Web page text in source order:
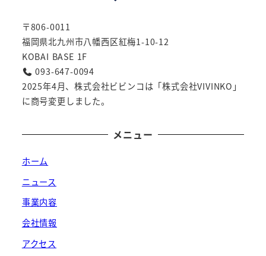
〒806-0011
福岡県北九州市八幡西区紅梅1-10-12
KOBAI BASE 1F
093-647-0094
2025年4月、株式会社ビビンコは「株式会社VIVINKO」
に商号変更しました。
メニュー
ホーム
ニュース
事業内容
会社情報
アクセス